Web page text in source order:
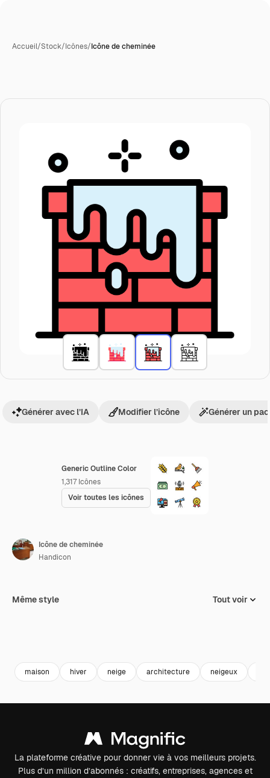
Accueil/Stock/Icônes/Icône de cheminée
Generic Outline Color
1,317 Icônes
Voir toutes les icônes
Générer avec l’IA Modifier l’icône Générer un
Icône de cheminée
Handicon
Même style Tout voir
maison hiver neige architecture neigeux
La plateforme créative pour donner vie à vos meilleurs projets.
Plus d’un million d’abonnés : créatifs, entreprises, agences et